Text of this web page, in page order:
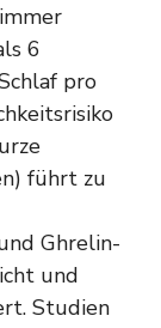
6
pro
führt zu
Ghrelin-
und
Studien